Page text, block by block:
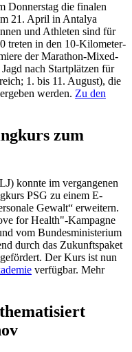
Donnerstag die finalen
21. April in Antalya
und Athleten sind für
treten in den 10-Kilometer-
der Marathon-Mixed-
nach Startplätzen für
1. bis 11. August), die
werden. Zu den
zum
konnte im vergangenen
PSG zu einem E-
Gewalt“ erweitern.
for Health"-Kampagne
vom Bundesministerium
durch das Zukunftspaket
Der Kurs ist nun
verfügbar. Mehr